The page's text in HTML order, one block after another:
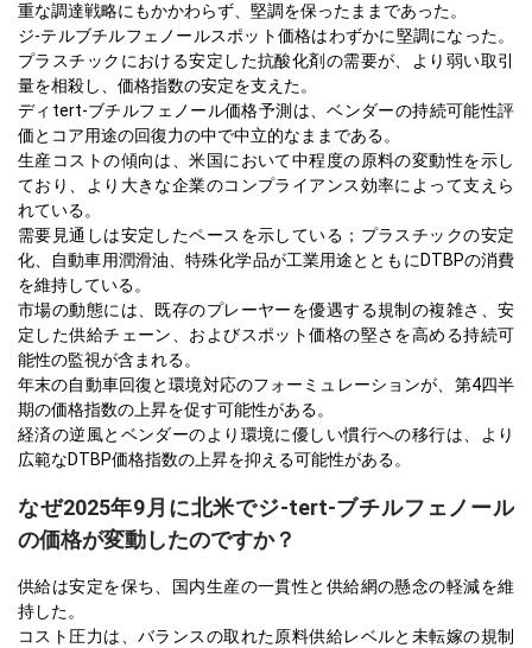
重な調達戦略にもかかわらず、堅調を保ったままであった。
ジ-テルブチルフェノールスポット価格はわずかに堅調になった。
プラスチックにおける安定した抗酸化剤の需要が、より弱い取引
量を相殺し、価格指数の安定を支えた。
ディtert-ブチルフェノール価格予測は、ベンダーの持続可能性評
価とコア用途の回復力の中で中立的なままである。
生産コストの傾向は、米国において中程度の原料の変動性を示し
ており、より大きな企業のコンプライアンス効率によって支えら
れている。
需要見通しは安定したペースを示している；プラスチックの安定
化、自動車用潤滑油、特殊化学品が工業用途とともにDTBPの消費
を維持している。
市場の動態には、既存のプレーヤーを優遇する規制の複雑さ、安
定した供給チェーン、およびスポット価格の堅さを高める持続可
能性の監視が含まれる。
年末の自動車回復と環境対応のフォーミュレーションが、第4四半
期の価格指数の上昇を促す可能性がある。
経済の逆風とベンダーのより環境に優しい慣行への移行は、より
広範なDTBP価格指数の上昇を抑える可能性がある。
なぜ2025年9月に北米でジ-tert-ブチルフェノール
の価格が変動したのですか？
供給は安定を保ち、国内生産の一貫性と供給網の懸念の軽減を維
持した。
コスト圧力は、バランスの取れた原料供給レベルと未転嫁の規制